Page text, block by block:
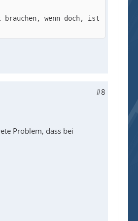
wenn doch, ist
#8
Problem, dass bei